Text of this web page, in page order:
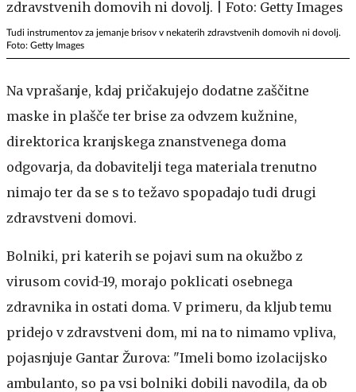
Tudi instrumentov za jemanje brisov v nekaterih zdravstvenih domovih ni dovolj.
Foto: Getty Images
Na vprašanje, kdaj pričakujejo dodatne zaščitne
maske in plašče ter brise za odvzem kužnine,
direktorica kranjskega znanstvenega doma
odgovarja, da dobavitelji tega materiala trenutno
nimajo ter da se s to težavo spopadajo tudi drugi
zdravstveni domovi.
Bolniki, pri katerih se pojavi sum na okužbo z
virusom covid-19, morajo poklicati osebnega
zdravnika in ostati doma. V primeru, da kljub temu
pridejo v zdravstveni dom, mi na to nimamo vpliva,
pojasnjuje Gantar Žurova: "Imeli bomo izolacijsko
ambulanto, so pa vsi bolniki dobili navodila, da ob